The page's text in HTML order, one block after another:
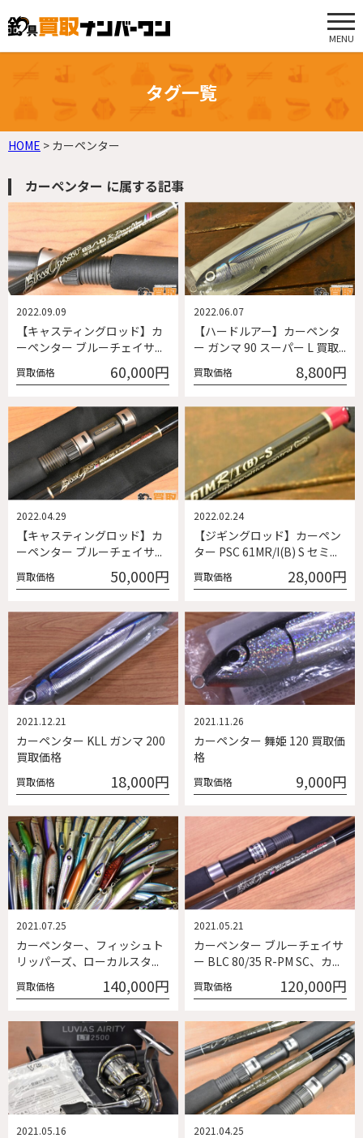
MENU
タグ一覧
HOME > カーペンター
カーペンター に属する記事
【キャスティングロッド】カ
ーペンター ブルーチェイサ...
2022.09.09
買取価格 60,000円
【ハードルアー】カーペンタ
ー ガンマ 90 スーパー L 買取...
2022.06.07
買取価格 8,800円
【キャスティングロッド】カ
ーペンター ブルーチェイサ...
2022.04.29
買取価格 50,000円
【ジギングロッド】カーペン
ター PSC 61MR/I(B) S セミ...
2022.02.24
買取価格 28,000円
カーペンター KLL ガンマ 200
買取価格
2021.12.21
買取価格 18,000円
カーペンター 舞姫 120 買取価
格
2021.11.26
買取価格 9,000円
カーペンター、フィッシュト
リッパーズ、ローカルスタ...
2021.07.25
買取価格 140,000円
カーペンター ブルーチェイサ
ー BLC 80/35 R-PM SC、カ...
2021.05.21
買取価格 120,000円
2021.05.16 2021.04.25